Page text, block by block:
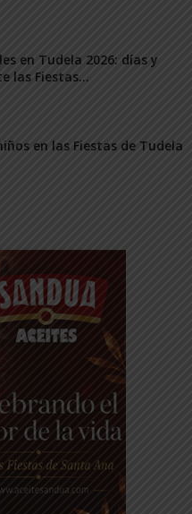
en Tudela 2026: días y
las Fiestas...
en las Fiestas de Tudela